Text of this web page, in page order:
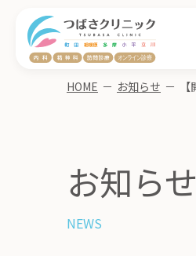
HOME － お知らせ －
お知らせ
NEWS